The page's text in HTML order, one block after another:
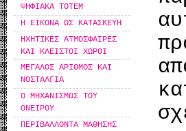
ΨΗΦΙΑΚΑ ΤΟΤΕΜ
Η ΕΙΚΟΝΑ ΩΣ ΚΑΤΑΣΚΕΥΗ
ΗΧΗΤΙΚΕΣ ΑΤΜΟΣΦΑΙΡΕΣ
ΚΑΙ ΚΛΕΙΣΤΟΙ ΧΩΡΟΙ
ΜΕΓΑΛΟΣ ΑΡΙΘΜΟΣ ΚΑΙ
ΝΟΣΤΑΛΓΙΑ
Ο ΜΗΧΑΝΙΣΜΟΣ ΤΟΥ
ΟΝΕΙΡΟΥ
ΠΕΡΙΒΑΛΛΟΝΤΑ ΜΑΘΗΣΗΣ